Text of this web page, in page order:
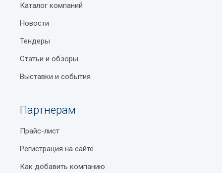
Каталог компаний
Новости
Тендеры
Статьи и обзоры
Выставки и события
Партнерам
Прайс-лист
Регистрация на сайте
Как добавить компанию